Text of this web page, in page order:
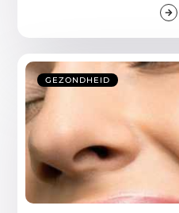
GEZONDHEID